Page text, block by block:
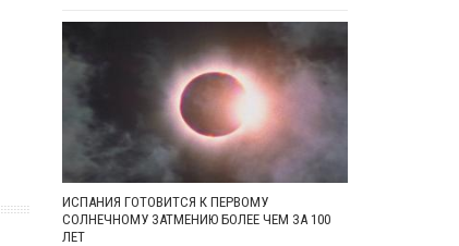
ИСПАНИЯ ГОТОВИТСЯ К ПЕРВОМУ
СОЛНЕЧНОМУ ЗАТМЕНИЮ БОЛЕЕ ЧЕМ ЗА 100
ЛЕТ